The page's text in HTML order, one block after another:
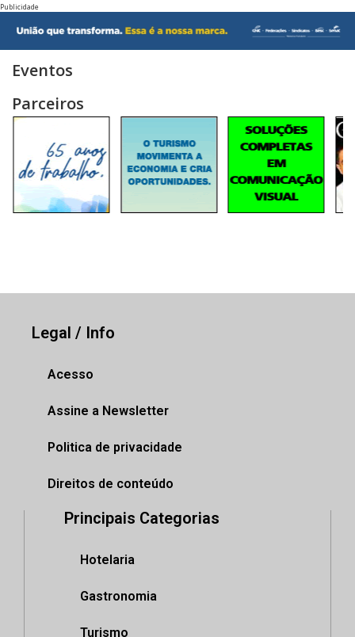
Publicidade
Eventos
Parceiros
Legal / Info
Acesso
Assine a Newsletter
Politica de privacidade
Direitos de conteúdo
Principais Categorias
Hotelaria
Gastronomia
Turismo